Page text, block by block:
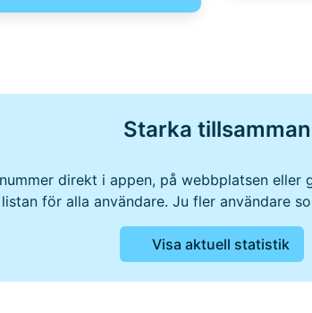
Starka
direkt i appen, på webbplatsen eller
för alla användare. Ju fler användare
Visa aktuell statistik